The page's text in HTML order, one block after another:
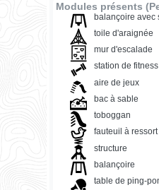
Modules présents
balançoire avec
toile d'araignée
mur d'escalade
station de fitness
aire de jeux
bac à sable
toboggan
fauteuil à ressort
structure
balançoire
table de ping-